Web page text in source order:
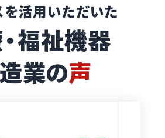
を活用いただいた
福祉機器
業の声